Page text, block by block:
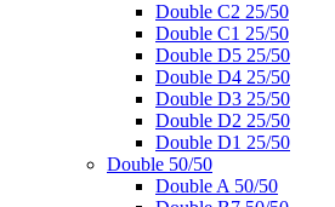
Double C2 25/50
Double C1 25/50
Double D5 25/50
Double D4 25/50
Double D3 25/50
Double D2 25/50
Double D1 25/50
Double 50/50
Double A 50/50